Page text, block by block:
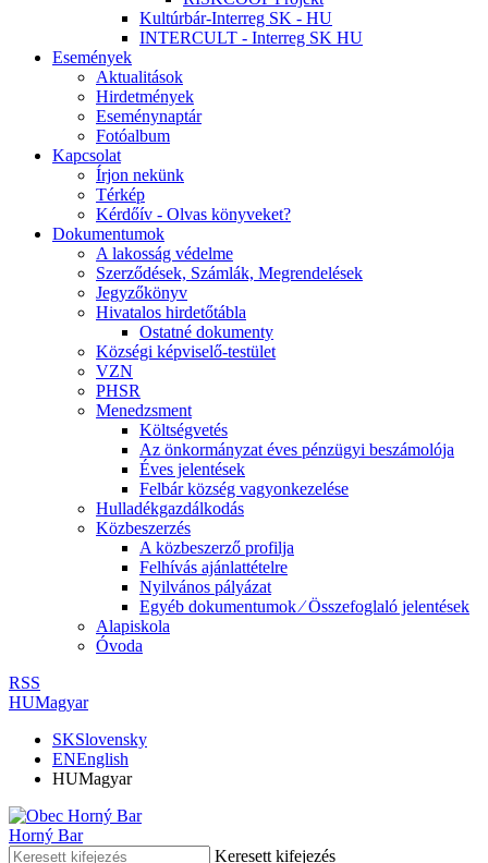
Kultúrbár-Interreg SK - HU
INTERCULT - Interreg SK HU
Események
Aktualitások
Hirdetmények
Eseménynaptár
Fotóalbum
Kapcsolat
Írjon nekünk
Térkép
Kérdőív - Olvas könyveket?
Dokumentumok
A lakosság védelme
Szerződések, Számlák, Megrendelések
Jegyzőkönyv
Hivatalos hirdetőtábla
Ostatné dokumenty
Községi képviselő-testület
VZN
PHSR
Menedzsment
Költségvetés
Az önkormányzat éves pénzügyi beszámolója
Éves jelentések
Felbár község vagyonkezelése
Hulladékgazdálkodás
Közbeszerzés
A közbeszerző profilja
Felhívás ajánlattételre
Nyilvános pályázat
Egyéb dokumentumok ⁄ Összefoglaló jelentések
Alapiskola
Óvoda
RSS
HUMagyar
SKSlovensky
ENEnglish
HUMagyar
Horný Bar
Keresett kifejezés